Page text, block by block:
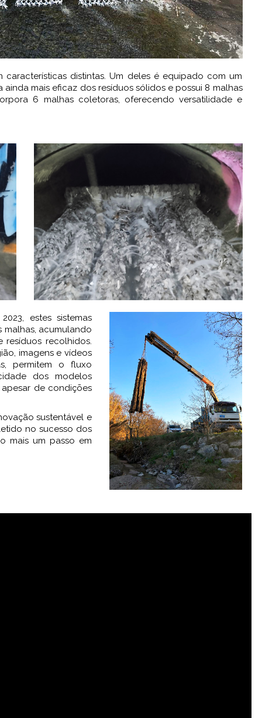
características distintas. Um deles é equipado com um
mais eficaz dos resíduos sólidos e possui 8 malhas
6 malhas coletoras, oferecendo versatilidade e
estes sistemas
malhas, acumulando
resíduos recolhidos.
imagens e vídeos
permitem o fluxo
dos modelos
de condições
sustentável e
no sucesso dos
mais um passo em